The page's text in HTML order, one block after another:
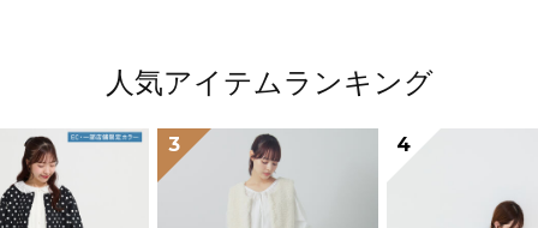
人気アイテムランキング
3 4